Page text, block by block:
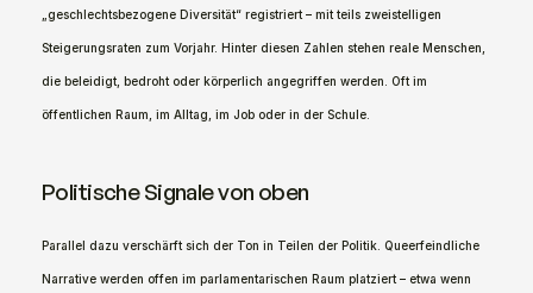
„geschlechtsbezogene Diversität“ registriert – mit teils zweistelligen
Steigerungsraten zum Vorjahr. Hinter diesen Zahlen stehen reale Menschen,
die beleidigt, bedroht oder körperlich angegriffen werden. Oft im
öffentlichen Raum, im Alltag, im Job oder in der Schule.
Politische Signale von oben
Parallel dazu verschärft sich der Ton in Teilen der Politik. Queerfeindliche
Narrative werden offen im parlamentarischen Raum platziert – etwa wenn